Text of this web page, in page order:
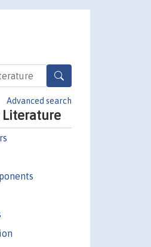
Advanced search
Literature